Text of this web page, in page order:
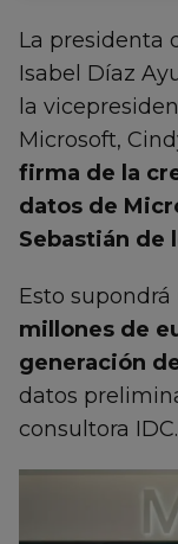
La presidenta
Isabel Díaz
la
Microsoft,
firma de la
datos de
Sebastián de
Esto
millones de
generación
datos
consultora IDC.